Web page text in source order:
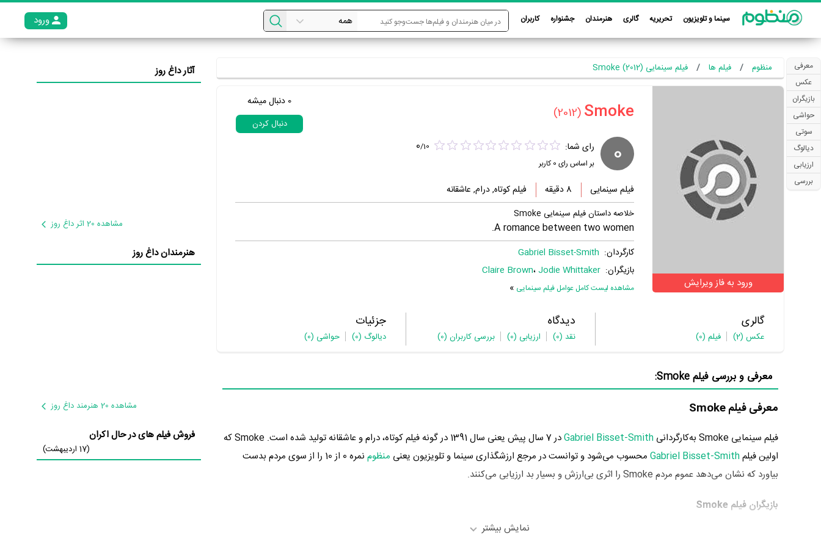
سینما و تلویزیون تحریریه گالری هنرمندان جشنواره کاربران ورود
معرفی
عکس
بازیگران
حواشی
سوتی
دیالوگ
ارزیابی
بررسی
منظوم فیلم ها فیلم سینمایی Smoke (2012)
ورود به فاز ویرایش
(2012)
0 دنبال میشه
دنبال کردن
0 رای شما: 0/10
بر اساس رای 0کاربر
فیلم سینمایی 8 دقیقه فیلم کوتاه, درام, عاشقانه
خلاصه داستان فیلم سینمایی Smoke
A romance between two women.
کارگردان: Gabriel Bisset-Smith
بازیگران:
Claire Brown،Jodie Whittaker
مشاهده لیست کامل عوامل فیلم سینمایی »
گالری
عکس (2) فیلم (0)
دیدگاه
نقد (0) ارزیابی (0) بررسی کاربران (0)
جزئیات
دیالوگ (0) حواشی (0)
معرفی و بررسی فیلم Smoke:
معرفی فیلم Smoke
فیلم سینمایی Smoke به‌کارگردانی Gabriel Bisset-Smith
در 7 سال پیش یعنی سال 1391 در گونه فیلم کوتاه، درام و عاشقانه تولید شده است. Smoke که
اولین فیلمGabriel Bisset-Smith محسوب می‌شود و توانست در مرجع ارزشگذاری سینما و تلویزیون یعنی منظوم
نمره 0 از 10 را از سوی مردم بدست
بیاورد که نشان می‌دهد عموم مردم Smoke را اثری بی‌ارزش و بسیار بد ارزیابی می‌کنند.
بازیگران فیلم Smoke
Claire Brown و نمایش بیشتر
آثار داغ روز
مشاهده 20 اثر داغ روز
هنرمندان داغ روز
مشاهده 20 هنرمند داغ روز
فروش فیلم های در حال اکران
(17 اردیبهشت)